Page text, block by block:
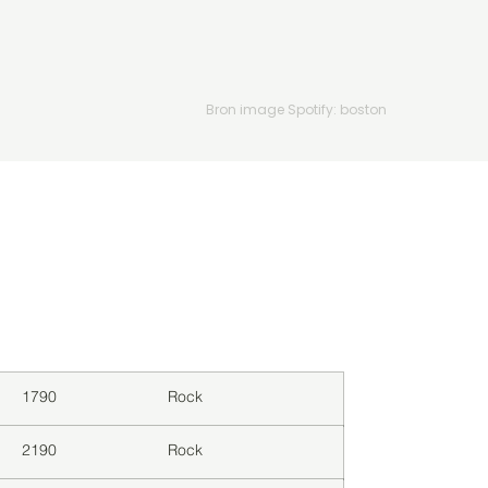
Bron image Spotify: boston
1790 Rock
2190 Rock